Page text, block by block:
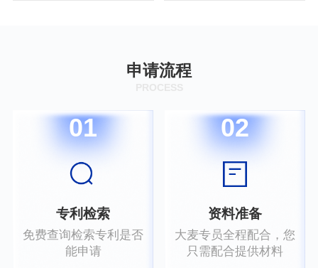
申请流程
01
专利检索
免费查询检索专利是否
能申请
02
资料准备
大麦专员全程配合，您
只需配合提供材料